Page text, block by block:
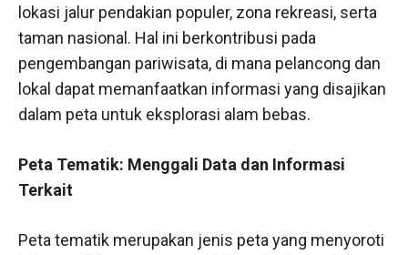
lokasi jalur pendakian populer, zona rekreasi, serta
taman nasional. Hal ini berkontribusi pada
pengembangan pariwisata, di mana pelancong dan
lokal dapat memanfaatkan informasi yang disajikan
dalam peta untuk eksplorasi alam bebas.
Peta Tematik: Menggali Data dan Informasi
Terkait
Peta tematik merupakan jenis peta yang menyoroti